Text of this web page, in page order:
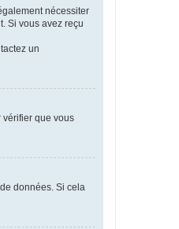
nécessiter
Si vous avez reçu
un
vérifier que vous
données. Si cela